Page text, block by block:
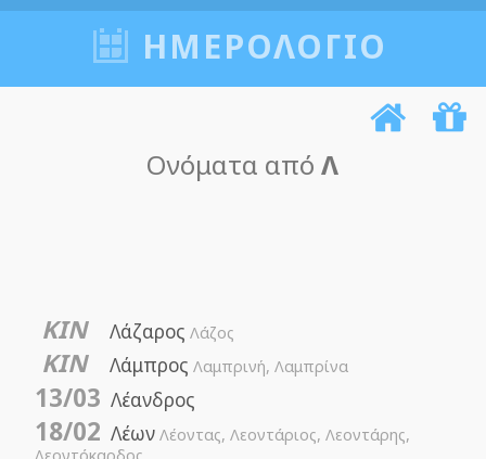
ΗΜΕΡΟΛΟΓΙΟ
Ονόματα απόΛ
ΚΙΝ Λάζαρος Λάζος
ΚΙΝ Λάμπρος Λαμπρινή, Λαμπρίνα
13/03 Λέανδρος
18/02 Λέων Λέοντας, Λεοντάριος, Λεοντάρης,